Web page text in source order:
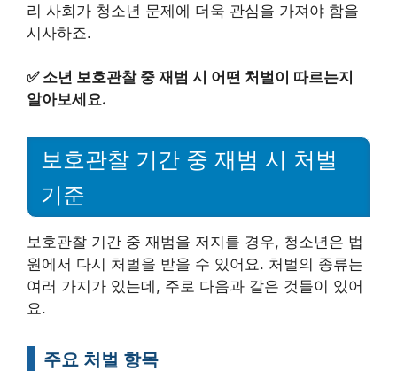
리 사회가 청소년 문제에 더욱 관심을 가져야 함을
시사하죠.
✅ 소년 보호관찰 중 재범 시 어떤 처벌이 따르는지
알아보세요.
보호관찰 기간 중 재범 시 처벌
기준
보호관찰 기간 중 재범을 저지를 경우, 청소년은 법
원에서 다시 처벌을 받을 수 있어요. 처벌의 종류는
여러 가지가 있는데, 주로 다음과 같은 것들이 있어
요.
주요 처벌 항목